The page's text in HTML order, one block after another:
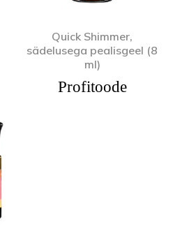
Quick Shimmer,
sädelusega pealisgeel (8
ml)
Profitoode